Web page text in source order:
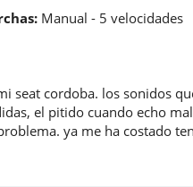
Manual - 5 velocidades
seat cordoba. los sonidos
el pitido cuando echo
ya me ha costado